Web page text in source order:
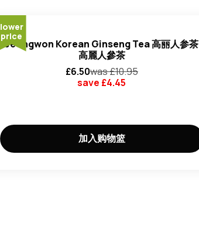
lower
price
Jeongwon Korean Ginseng Tea 高丽人参茶
高麗人參茶
£6.50was £10.95
save £4.45
加入购物篮